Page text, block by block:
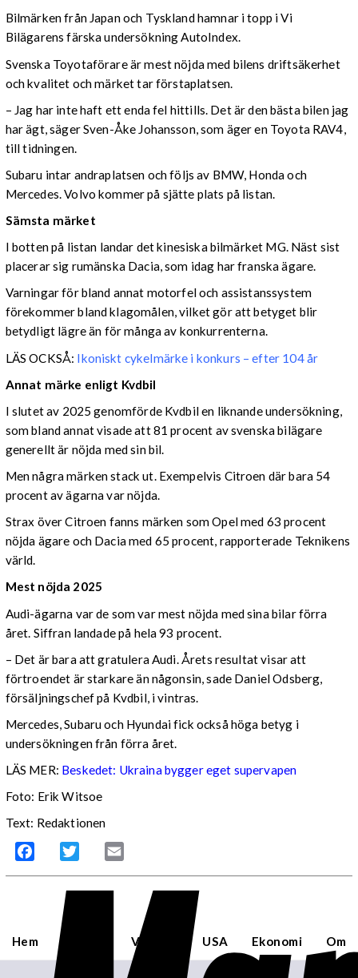
Bilmärken från Japan och Tyskland hamnar i topp i Vi
Bilägarens färska undersökning AutoIndex.
Svenska Toyotaförare är mest nöjda med bilens driftsäkerhet
och kvalitet och märket tar förstaplatsen.
– Jag har inte haft ett enda fel hittills. Det är den bästa bilen jag
har ägt, säger Sven-Åke Johansson, som äger en Toyota RAV4,
till tidningen.
Subaru intar andraplatsen och följs av BMW, Honda och
Mercedes. Volvo kommer på sjätte plats på listan.
Sämsta märket
I botten på listan landar det kinesiska bilmärket MG. Näst sist
placerar sig rumänska Dacia, som idag har franska ägare.
Varningar för bland annat motorfel och assistanssystem
förekommer bland klagomålen, vilket gör att betyget blir
betydligt lägre än för många av konkurrenterna.
LÄS OCKSÅ: Ikoniskt cykelmärke i konkurs – efter 104 år
Annat märke enligt Kvdbil
I slutet av 2025 genomförde Kvdbil en liknande undersökning,
som bland annat visade att 81 procent av svenska bilägare
generellt är nöjda med sin bil.
Men några märken stack ut. Exempelvis Citroen där bara 54
procent av ägarna var nöjda.
Strax över Citroen fanns märken som Opel med 63 procent
nöjda ägare och Dacia med 65 procent, rapporterade Teknikens
värld.
Mest nöjda 2025
Audi-ägarna var de som var mest nöjda med sina bilar förra
året. Siffran landade på hela 93 procent.
– Det är bara att gratulera Audi. Årets resultat visar att
förtroendet är starkare än någonsin, sade Daniel Odsberg,
försäljningschef på Kvdbil, i vintras.
Mercedes, Subaru och Hyundai fick också höga betyg i
undersökningen från förra året.
LÄS MER: Beskedet: Ukraina bygger eget supervapen
Foto: Erik Witsoe
Text: Redaktionen
Facebook Twitter
Hem Världen USA Ekonomi Om